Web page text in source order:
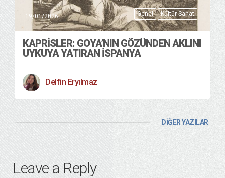
Genel Kültür Sanat
19/01/2026
KAPRISLER: GOYA’NIN GÖZÜNDEN AKLINI
UYKUYA YATIRAN İSPANYA
Delfin Eryılmaz
DİĞER YAZILAR
Leave a Reply